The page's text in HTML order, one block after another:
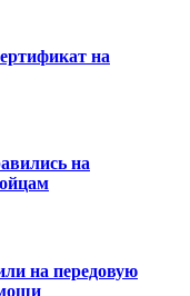
на
на
на передовую